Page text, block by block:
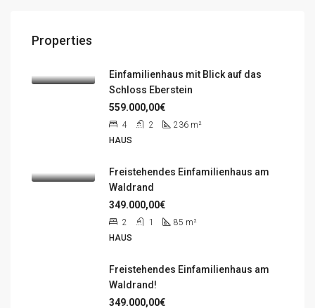
Properties
Einfamilienhaus mit Blick auf das
Schloss Eberstein
559.000,00€
4 2
236 m²
HAUS
Freistehendes Einfamilienhaus am
Waldrand
349.000,00€
2 1
85 m²
HAUS
Freistehendes Einfamilienhaus am
Waldrand!
349.000,00€